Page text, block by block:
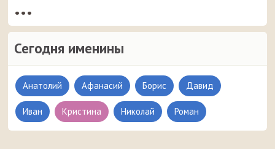
•••
Сегодня именины
Анатолий Афанасий Борис Давид
Иван Кристина Николай Роман